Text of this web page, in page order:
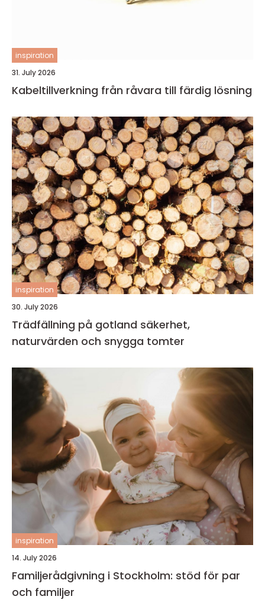
inspiration
31. July 2026
Kabeltillverkning från råvara till färdig lösning
inspiration
30. July 2026
Trädfällning på gotland säkerhet,
naturvärden och snygga tomter
inspiration
14. July 2026
Familjerådgivning i Stockholm: stöd för par
och familjer